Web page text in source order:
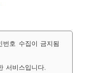
호 수집이 금지됨
서비스입니다.